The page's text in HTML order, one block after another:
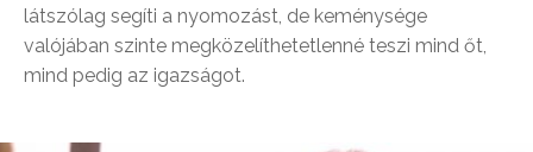
látszólag segíti a nyomozást, de keménysége
valójában szinte megközelíthetetlenné teszi mind őt,
mind pedig az igazságot.